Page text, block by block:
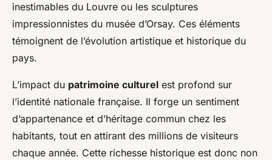
inestimables du Louvre ou les sculptures
impressionnistes du musée d’Orsay. Ces éléments
témoignent de l’évolution artistique et historique du
pays.
L’impact du patrimoine culturel est profond sur
l’identité nationale française. Il forge un sentiment
d’appartenance et d’héritage commun chez les
habitants, tout en attirant des millions de visiteurs
chaque année. Cette richesse historique est donc non